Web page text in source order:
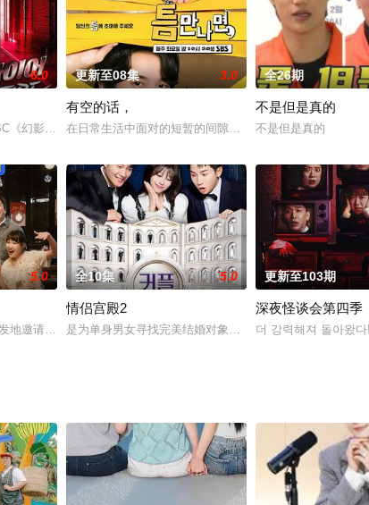
6.0
《幻影歌手》《超级乐队》制作组的《隐藏音乐人发掘项目》第三弹
更新至08集 3.0
有空的话，
在日常生活中面对的短暂的间隙时间里，赠送幸运的“间隙攻
全26期
不是但是真的
不是但是真的
5.0
地邀请居住在该区的熟人、名人到当地的餐厅聊天，然后一起玩。一
全10集 5.0
情侣宫殿2
是为单身男女寻找完美结婚对象的大型情侣配对生存秀。
更新至103期
深夜怪谈会第四季
더 강력해져 돌아왔